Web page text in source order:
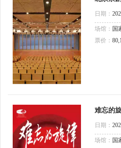
日期：
场馆： 国
票价：
难忘的
会
日期：
场馆： 国